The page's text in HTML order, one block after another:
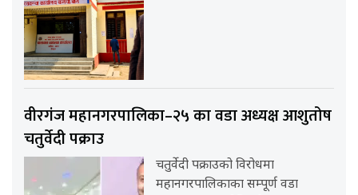
वीरगंज महानगरपालिका–२५ का वडा अध्यक्ष आशुतोष
चतुर्वेदी पक्राउ
चतुर्वेदी पक्राउको विरोधमा
महानगरपालिकाका सम्पूर्ण वडा